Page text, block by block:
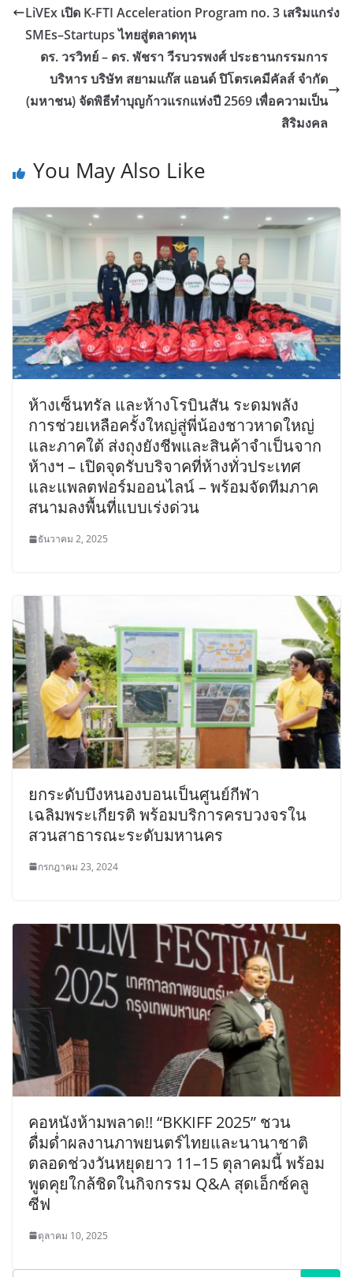
LiVEx เปิด K-FTI Acceleration Program no. 3 เสริมแกร่ง
SMEs–Startups ไทยสู่ตลาดทุน
ดร. วรวิทย์ – ดร. พัชรา วีรบวรพงศ์ ประธานกรรมการ
บริหาร บริษัท สยามแก๊ส แอนด์ ปิโตรเคมีคัลส์ จำกัด
(มหาชน) จัดพิธีทำบุญก้าวแรกแห่งปี 2569 เพื่อความเป็น
สิริมงคล
You May Also Like
ห้างเซ็นทรัล และห้างโรบินสัน ระดมพลัง
การช่วยเหลือครั้งใหญ่สู่พี่น้องชาวหาดใหญ่
และภาคใต้ ส่งถุงยังชีพและสินค้าจำเป็นจาก
ห้างฯ – เปิดจุดรับบริจาคที่ห้างทั่วประเทศ
และแพลตฟอร์มออนไลน์ – พร้อมจัดทีมภาค
สนามลงพื้นที่แบบเร่งด่วน
ธันวาคม 2, 2025
ยกระดับบึงหนองบอนเป็นศูนย์กีฬา
เฉลิมพระเกียรติ พร้อมบริการครบวงจรใน
สวนสาธารณะระดับมหานคร
กรกฎาคม 23, 2024
คอหนังห้ามพลาด!! “BKKIFF 2025” ชวน
ดื่มด่ำผลงานภาพยนตร์ไทยและนานาชาติ
ตลอดช่วงวันหยุดยาว 11–15 ตุลาคมนี้ พร้อม
พูดคุยใกล้ชิดในกิจกรรม Q&A สุดเอ็กซ์คลู
ซีฟ
ตุลาคม 10, 2025